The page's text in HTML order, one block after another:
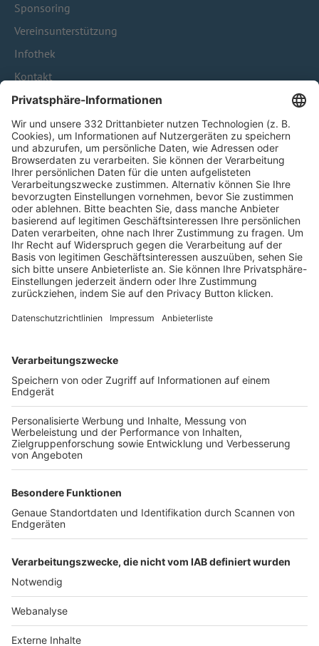
Sponsoring
Vereinsunterstützung
Infothek
Kontakt
HÄUFIG BESUCHTE SEITEN
Pässe und Vereinswechsel
Trainerausbildung
Schulungsangebot Vereinsmitarbeiter
BFV-Geschäftsstellen
Trainerbörse
Login SpielPlus
FOLGE DEM BFV
TOP-VEREINE
TOP-PARTNER
Nutzungsbedingungen Datenschutz Impressum